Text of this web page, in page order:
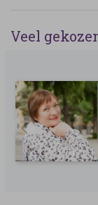
Veel